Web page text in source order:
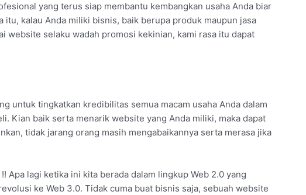
yang terus siap membantu kembangkan usaha Anda biar
itu, kalau Anda miliki bisnis, baik berupa produk maupun jasa
website selaku wadah promosi kekinian, kami rasa itu dapat
untuk tingkatkan kredibilitas semua macam usaha Anda dalam
Kian baik serta menarik website yang Anda miliki, maka dapat
tidak jarang orang masih mengabaikannya serta merasa jika
Apa lagi ketika ini kita berada dalam lingkup Web 2.0 yang
ke Web 3.0. Tidak cuma buat bisnis saja, sebuah website